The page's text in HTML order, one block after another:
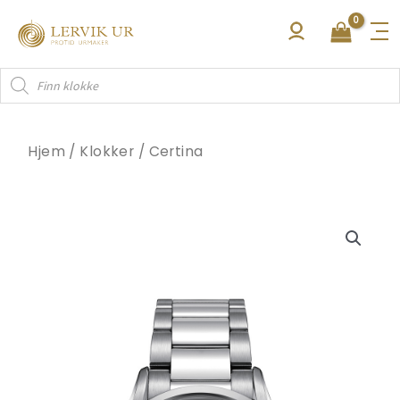
rett
innholdet
Products
search
Hjem / Klokker / Certina